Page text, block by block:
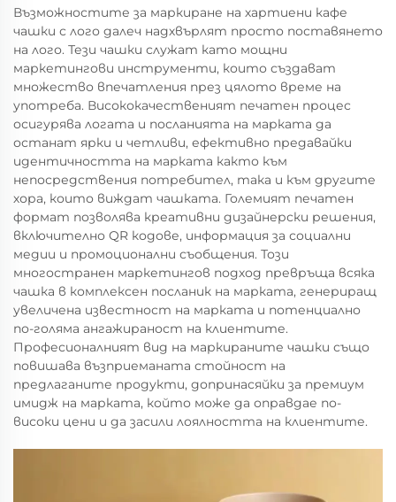
Възможностите за маркиране на хартиени кафе
чашки с лого далеч надхвърлят просто поставянето
на лого. Тези чашки служат като мощни
маркетингови инструменти, които създават
множество впечатления през цялото време на
употреба. Висококачественият печатен процес
осигурява логата и посланията на марката да
останат ярки и четливи, ефективно предавайки
идентичността на марката както към
непосредствения потребител, така и към другите
хора, които виждат чашката. Големият печатен
формат позволява креативни дизайнерски решения,
включително QR кодове, информация за социални
медии и промоционални съобщения. Този
многостранен маркетингов подход превръща всяка
чашка в комплексен посланик на марката, генериращ
увеличена известност на марката и потенциално
по-голяма ангажираност на клиентите.
Професионалният вид на маркираните чашки също
повишава възприеманата стойност на
предлаганите продукти, допринасяйки за премиум
имидж на марката, който може да оправдае по-
високи цени и да засили лоялността на клиентите.